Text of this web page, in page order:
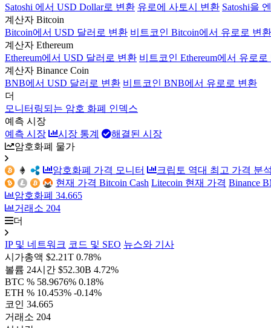
Satoshi 에서 USD Dollar로 변환 유로에 사토시 변환 Satoshi을
계산자 Bitcoin
Bitcoin에서 USD 달러로 변환 비트코인 Bitcoin에서 유로로 변환
계산자 Ethereum
Ethereum에서 USD 달러로 변환 비트코인 Ethereum에서 유로로
계산자 Binance Coin
BNB에서 USD 달러로 변환 비트코인 BNB에서 유로로 변환
더
모니터링되는 암호 화폐 인덱스
예측 시장
예측 시장
시장 통계
해결된 시장
암호화폐 물가
암호화폐 가격 모니터 크립토 역대 최고 가격 분석
현재 가격 Bitcoin Cash Litecoin 현재 가격 Binance
암호화폐 34.665
거래소 204
더
IP 및 네트워크 코드 및 SEO 뉴스와 기사
시가총액 $2.21T 0.78%
볼륨 24시간 $52.30B 4.72%
BTC % 58.9676% 0.18%
ETH % 10.453% -0.14%
코인 34.665
거래소 204